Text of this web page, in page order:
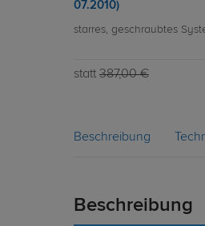
07.2010)
starres, geschraubtes
statt 387,00 €
Beschreibung
Beschreibung